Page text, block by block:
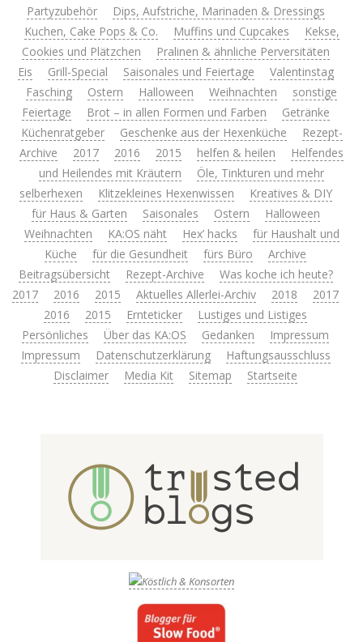
Partyzubehör
Dips, Aufstriche, Marinaden & Dressings
Kuchen, Cake Pops & Co.
Muffins und Cupcakes
Kekse,
Cookies und Plätzchen
Pralinen & ähnliche Perversitäten
Eis
Grill-Special Saisonales und Feiertage
Valentinstag
Fasching
Ostern Halloween Weihnachten
sonstige
Feiertage
Brot – in allen Formen und Farben
Getränke
Küchenratgeber
Geschenke aus der Hexenküche
Rezept-
Archive
2017 2016 2015 helfen & heilen
Helfendes
und Heilendes mit Kräutern
Öle, Tinkturen und mehr
selberhexen
Klitzekleines Hexenwissen
Kreatives & DIY
für Haus & Garten
Saisonales Ostern
Halloween
Weihnachten
KA:OS näht Hex’ hacks
für Haushalt und
Küche
für die Gesundheit fürs Büro
Archive
Beitragsübersicht
Rezept-Archive
Was koche ich heute?
2017
2016 2015 Aktuelles Allerlei-Archiv 2018
2017
2016
2015 Ernteticker
Lustiges und Listiges
Persönliches
Über das KA:OS Gedanken
Impressum
Impressum
Datenschutzerklärung
Haftungsausschluss
Disclaimer
Media Kit Sitemap Startseite